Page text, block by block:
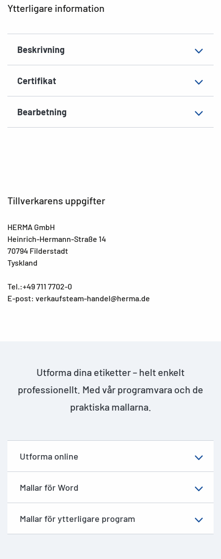
Ytterligare information
Beskrivning
Certifikat
Bearbetning
Tillverkarens uppgifter
HERMA GmbH
Heinrich-Hermann-Straße 14
70794 Filderstadt
Tyskland
Tel.:+49 711 7702-0
E-post: verkaufsteam-handel@herma.de
Utforma dina etiketter – helt enkelt
professionellt. Med vår programvara och de
praktiska mallarna.
Utforma online
Mallar för Word
Mallar för ytterligare program